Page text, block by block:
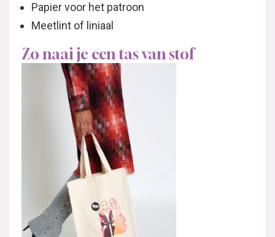
Papier voor het patroon
Meetlint of liniaal
Zo naai je een tas van stof